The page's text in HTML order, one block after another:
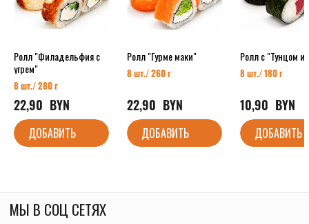
Ролл "Филадельфия с
угрем"
8 шт./ 280 г
22,90
  BYN
ДОБАВИТЬ
Ролл "Гурме маки"
8 шт./ 260 г
22,90
  BYN
ДОБАВИТЬ
Ролл с "Тунцом
8 шт./ 180 г
10,90
  BYN
ДОБАВИТЬ
МЫ В СОЦ СЕТЯХ